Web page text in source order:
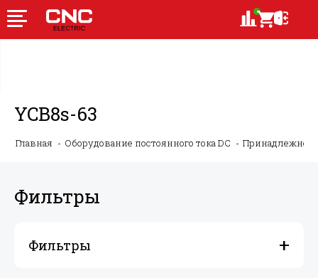
YCB8s-63
Главная Оборудование постоянного тока DC
Фильтры
Фильтры